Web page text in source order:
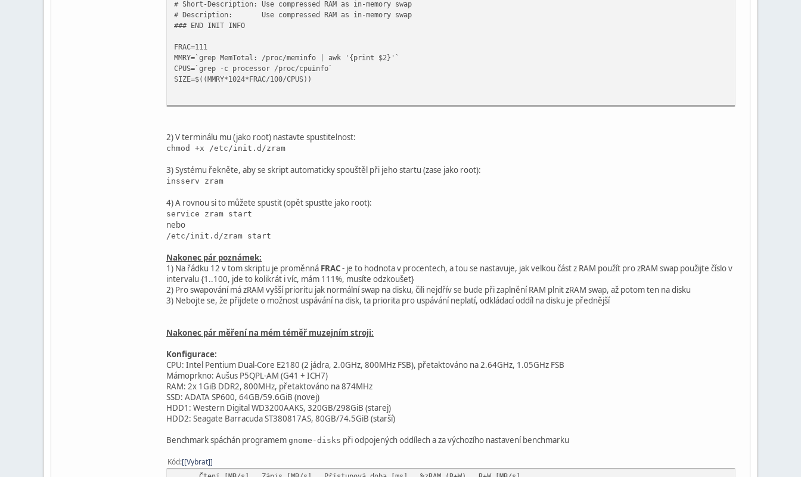
# Short-Description: Use compressed RAM as in-memory swap
# Description: Use compressed RAM as in-memory swap
### END INIT INFO
FRAC=111
MMRY=`grep MemTotal: /proc/meminfo | awk '{print $2}'`
CPUS=`grep -c processor /proc/cpuinfo`
SIZE=$((MMRY*1024*FRAC/100/CPUS))
for n in `seq $CPUS`; do
I=$((n-1))
modprobe zram $param=$CPUS
echo $SIZE > /sys/block/zram$I/disksize
mkswap /dev/zram$I
swapon /dev/zram$I -p 10
wait
}
STOP() {
I=$((n-1))
swapoff /dev/zram$I; echo "Odstraněn disk $n/$CPUS"
done &
wait
modprobe -r zram
RELOAD() {
}
case "$1" in
"start") START;;
"stop") STOP;;
"restart") STOP; START;;
"reload") STOP; RELOAD; START;;
esac
2) V terminálu mu (jako root) nastavte spustitelnost:
chmod +x /etc/init.d/zram
3) Systému řekněte, aby se skript automaticky spouštěl při jeho startu (zase jako root):
insserv zram
4) A rovnou si to můžete spustit (opět spusťte jako root):
service zram start
nebo
/etc/init.d/zram start
Nakonec pár poznámek:
1) Na řádku 12 v tom skriptu je proměnná FRAC- je to hodnota v procentech, a tou se nastavuje, jak velkou část z RAM použít pro zRAM swap použijte číslo v
intervalu {1..100, jde to kolikrát i víc, mám 111%, musíte odzkoušet}
2) Pro swapování má zRAM vyšší prioritu jak normální swap na disku, čili nejdřív se bude při zaplnění RAM plnit zRAM swap, až potom ten na disku
3) Nebojte se, že přijdete o možnost uspávání na disk, ta priorita pro uspávání neplatí, odkládací oddíl na disku je přednější
Nakonec pár měření na mém téměř muzejním stroji:
Konfigurace:
CPU: Intel Pentium Dual-Core E2180 (2 jádra, 2.0GHz, 800MHz FSB), přetaktováno na 2.64GHz, 1.05GHz FSB
Mámoprkno: Aušus P5QPL-AM (G41 + ICH7)
RAM: 2x 1GiB DDR2, 800MHz, přetaktováno na 874MHz
SSD: ADATA SP600, 64GB/59.6GiB (novej)
HDD1: Western Digital WD3200AAKS, 320GB/298GiB (starej)
HDD2: Seagate Barracuda ST380817AS, 80GB/74.5GiB (starší)
Benchmark spáchán programem gnome-disks při odpojených oddílech a za výchozího nastavení benchmarku
Kód [Vybrat]